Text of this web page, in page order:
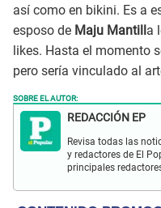
así como en bikini. Es a
esposo de Maju Mantilla
likes. Hasta el momento
pero sería vinculado al
SOBRE EL AUTOR:
REDACCIÓN EP
Revisa todas las
y redactores de El
principales